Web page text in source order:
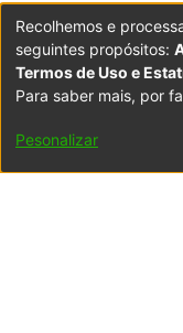
Total de
fevereiro 2026
março 2026
Recolhemos e
seguintes propósitos:
Termos de Uso e
Para saber mais, por
Pesonalizar